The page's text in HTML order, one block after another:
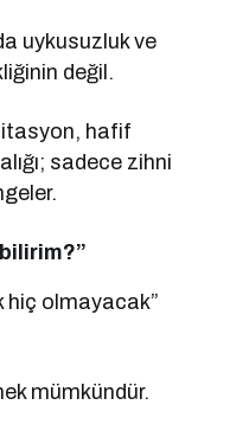
uykusuzluk ve
değil.
hafif
sadece zihni
hiç olmayacak”
mümkündür.